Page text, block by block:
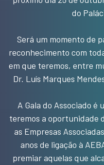
do
Será um momento de
reconhecimento com
em que teremos, entre
Dr. Luís Marques
A Gala do Associado é
teremos a oportunidade
as Empresas
anos de ligação à
premiar aquelas que